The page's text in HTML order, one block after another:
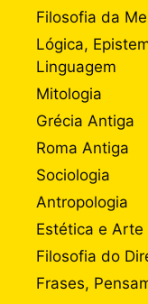
Filosofia da
Lógica,
Linguagem
Mitologia
Grécia Antiga
Roma Antiga
Sociologia
Antropologia
Estética e Arte
Filosofia do
Frases,